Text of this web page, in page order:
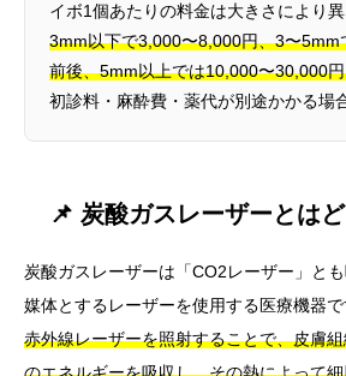
イボ1個あたりの料金は大きさにより異
3mm以下で3,000〜8,000円、3〜
前後、5mm以上では10,000〜30,000
初診料・麻酔費・薬代が別途かかる場
📌 炭酸ガスレーザーとは
炭酸ガスレーザーは「CO2レーザー」と
媒体とするレーザーを使用する医療機器で
赤外線レーザーを照射することで、皮膚